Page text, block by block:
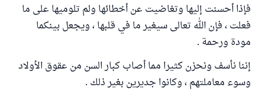
فإذا أحسنت إليها وتغاضيت عن أخطائها ولم تلوميها على ما
فعلت ، فإن الله تعالى سيغير ما في قلبها ، ويجعل بينكما
مودة ورحمة .
إننا نأسف ونحزن كثيرا مما أصاب كبار السن من عقوق الأولاد
وسوء معاملتهم ، وكانوا جديرين بغير ذلك .